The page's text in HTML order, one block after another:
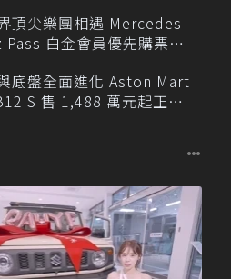
頂尖樂團相遇 Mercedes-
Pass 白金會員優先購票維
底盤全面進化 Aston Mart
S 售 1,488 萬元起正式